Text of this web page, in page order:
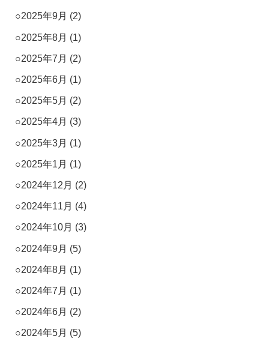
2025年9月 (2)
2025年8月 (1)
2025年7月 (2)
2025年6月 (1)
2025年5月 (2)
2025年4月 (3)
2025年3月 (1)
2025年1月 (1)
2024年12月 (2)
2024年11月 (4)
2024年10月 (3)
2024年9月 (5)
2024年8月 (1)
2024年7月 (1)
2024年6月 (2)
2024年5月 (5)